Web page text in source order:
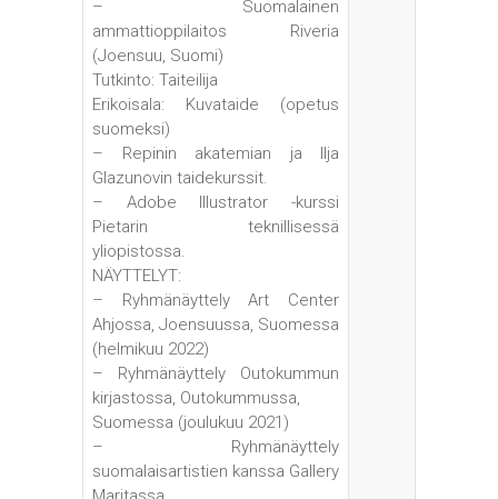
– Suomalainen
ammattioppilaitos Riveria
(Joensuu, Suomi)
Tutkinto: Taiteilija
Erikoisala: Kuvataide (opetus
suomeksi)
– Repinin akatemian ja Ilja
Glazunovin taidekurssit.
– Adobe Illustrator -kurssi
Pietarin teknillisessä
yliopistossa.
NÄYTTELYT:
– Ryhmänäyttely Art Center
Ahjossa, Joensuussa, Suomessa
(helmikuu 2022)
– Ryhmänäyttely Outokummun
kirjastossa, Outokummussa,
Suomessa (joulukuu 2021)
– Ryhmänäyttely
suomalaisartistien kanssa Gallery